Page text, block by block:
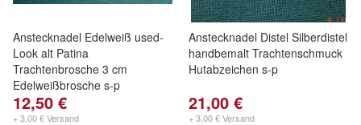
Anstecknadel Edelweiß used-
Look alt Patina
Trachtenbrosche 3 cm
Edelweißbrosche s-p
12,50 €
+ 3,00 € Versand
Anstecknadel Distel Silberdistel
handbemalt Trachtenschmuck
Hutabzeichen s-p
21,00 €
+ 3,00 € Versand